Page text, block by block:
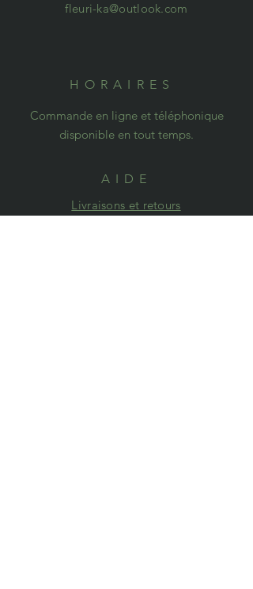
fleuri-ka@outlook.com
HORAIRES
Commande en ligne et téléphonique
disponible en tout temps.
AIDE
Livraisons et retours